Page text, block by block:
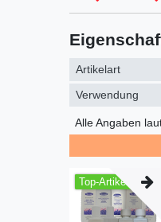
Artikelart
Verwendung
Alle Angaben
Top-Artikel